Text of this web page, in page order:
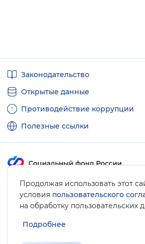
Продолжая использовать этот
условия пользовательского
на обработку пользовательских
Подробнее
ссылкиЗаконодательство
Открытые данные
Противодействие коррупции
Полезные ссылки
Карта сайта